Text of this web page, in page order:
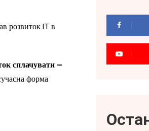
розвиток IT в
сплачувати –
форма